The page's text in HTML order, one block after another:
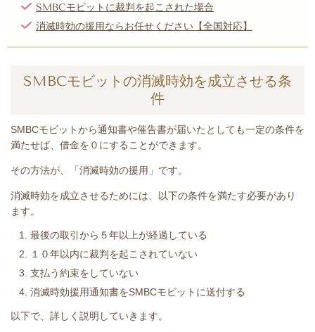
SMBCモビットに裁判を起こされた場合
消滅時効の援用ならお任せください【全国対応】
SMBCモビットの消滅時効を成立させる条
件
SMBCモビットから通知書や催告書が届いたとして も一定の条件を
満たせば、借金を０にすることができます。
その方法が、「消滅時効の援用」です。
消滅時効を成立させるためには、以下の条件を満たす必要があり
ます。
最後の取引から５年以上が経過している
１０年以内に裁判を起こされていない
支払う約束をしていない
消滅時効援用通知書をSMBCモビットに送付する
​以下で、詳しく説明していきます。